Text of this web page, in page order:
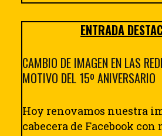
ENTRADA
CAMBIO DE IMAGEN EN LAS
MOTIVO DEL 15º ANIVERSARIO
Hoy renovamos nuestra
cabecera de Facebook con